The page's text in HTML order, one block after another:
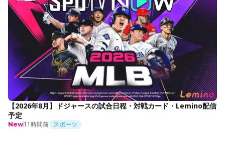
【2026年8月】ドジャースの試合日程・対戦カード・Lemino配信
予定
New11時間前 スポーツ